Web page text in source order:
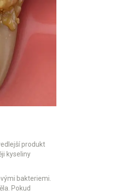
produkt
kyseliny
bakteriemi.
Pokud